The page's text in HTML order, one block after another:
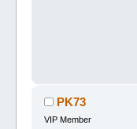
PK73
VIP Member